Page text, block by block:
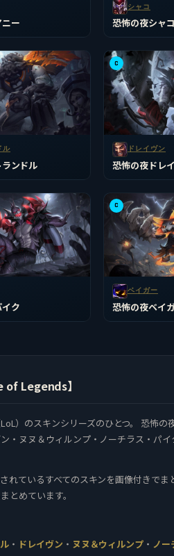
ー
シャコ
恐怖の夜シャコ
ル
ンドル
C
ドレイヴン
恐怖の夜ドレ
ク
C
ベイガー
恐怖の夜ベイ
of Legends】
）のスキンシリーズのひとつ。 恐怖の
・ヌヌ＆ウィルンプ・ノーチラス・パ
れているすべてのスキンを画像付きで
とめています。
・ ドレイヴン ・ ヌヌ＆ウィルンプ ・ ノー